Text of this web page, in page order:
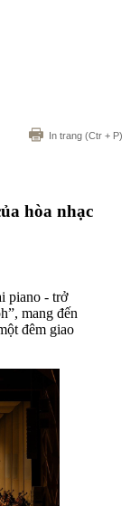
In trang (Ctr + P)
hòa nhạc
piano - trở
mang đến
đêm giao